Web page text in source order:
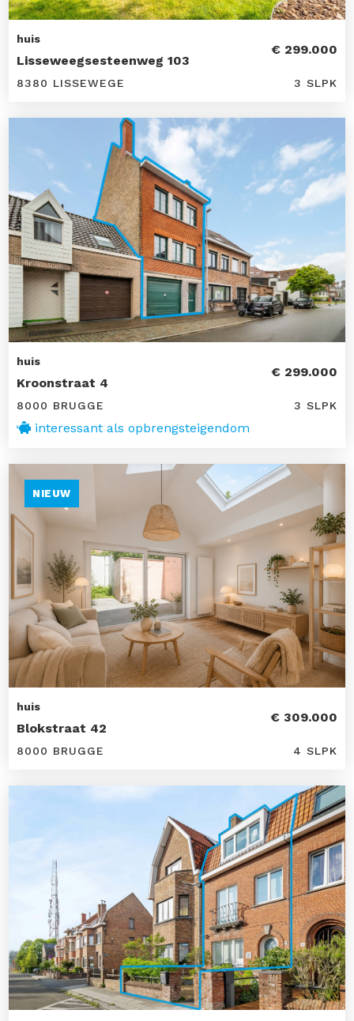
huis
Lisseweegsesteenweg 103
€ 299.000
8380 LISSEWEGE 3 SLPK
huis
Kroonstraat 4
€ 299.000
8000 BRUGGE 3 SLPK
interessant als opbrengsteigendom
NIEUW
huis
Blokstraat 42
€ 309.000
8000 BRUGGE 4 SLPK